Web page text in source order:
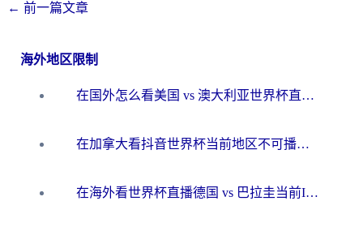
← 前一篇文章
海外地区限制
在国外怎么看美国 vs 澳大利亚世界杯直播？海外党必藏的中文解说观赛指南
在加拿大看抖音世界杯当前地区不可播放？海外党体育观赛终极指南
在海外看世界杯直播德国 vs 巴拉圭当前IP受限制？这篇指南帮你轻松解决地区限制